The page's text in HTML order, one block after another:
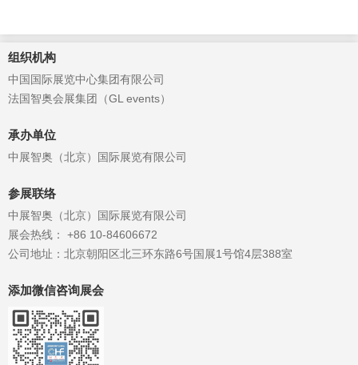
组织机构
中国国际展览中心集团有限公司
法国智奥会展集团（GL events）
承办单位
中展智奥（北京）国际展览有限公司
参展联络
中展智奥（北京）国际展览有限公司
展会热线： +86 10-84606672
公司地址：北京朝阳区北三环东路6号国展1号馆4层388室
添加微信咨询展会